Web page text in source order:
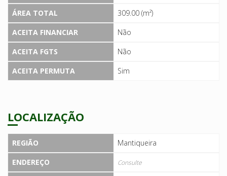
ÁREA TOTAL
309.00 (m²)
ACEITA FINANCIAR
Não
ACEITA FGTS
Não
ACEITA PERMUTA
Sim
LOCALIZAÇÃO
REGIÃO
Mantiqueira
ENDEREÇO
Consulte